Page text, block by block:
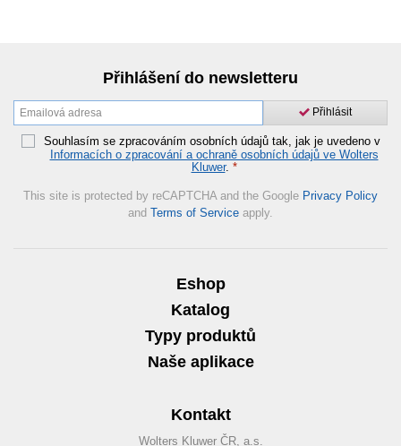
Přihlášení do newsletteru
Přihlásit
Souhlasím se zpracováním osobních údajů tak, jak je uvedeno v
Informacích o zpracování a ochraně osobních údajů ve Wolters
Kluwer. *
This site is protected by reCAPTCHA and the Google Privacy Policy
and Terms of Service apply.
Eshop
Katalog
Typy produktů
Naše aplikace
Kontakt
Wolters Kluwer ČR, a.s.